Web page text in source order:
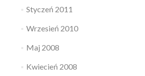
Styczeń 2011
Wrzesień 2010
Maj 2008
Kwiecień 2008